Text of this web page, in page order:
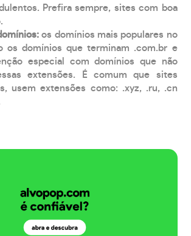
Prefira sempre, sites com boa
os domínios mais populares no
os domínios que terminam .com.br e
especial com domínios que não
extensões. É comum que sites
usem extensões como: .xyz, .ru, .cn